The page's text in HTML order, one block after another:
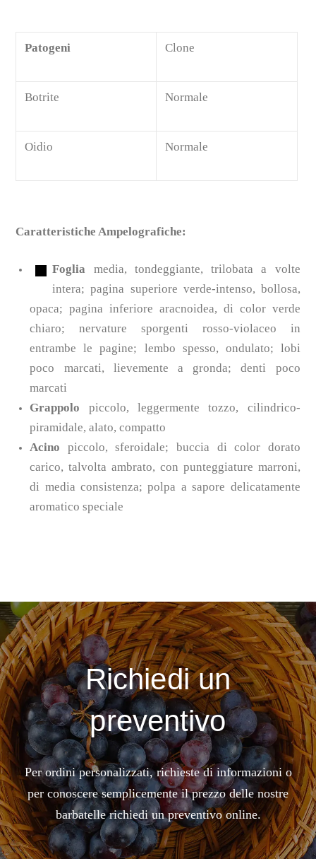
Patogeni Clone
Botrite Normale
Oidio Normale
Caratteristiche Ampelografiche:
Foglia
media, tondeggiante, trilobata a volte
intera; pagina superiore verde-intenso, bollosa,
opaca; pagina inferiore aracnoidea, di color verde
chiaro; nervature sporgenti rosso-violaceo in
entrambe le pagine; lembo spesso, ondulato; lobi
poco marcati, lievemente a gronda; denti poco
marcati
Grappolo piccolo, leggermente tozzo, cilindrico-
piramidale, alato,compatto
Acino
piccolo, sferoidale; buccia di color dorato
carico, talvolta ambrato, con punteggiature marroni,
di media consistenza; polpa a sapore delicatamente
aromatico speciale
Richiedi un
preventivo
Per ordini personalizzati, richieste di informazioni o
per conoscere semplicemente il prezzo delle nostre
barbatelle richiedi un preventivo online.